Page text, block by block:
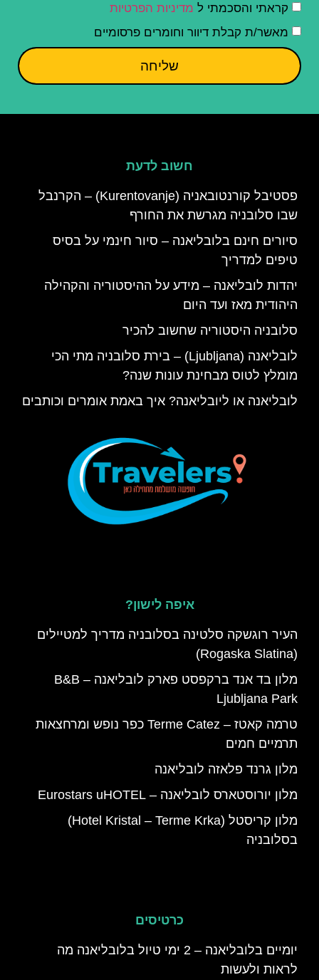
קראתי והסכמתי ל מדיניות הפרטיות
מאשר/ת קבלת דיוור וחומרים פרסומיים
שליחה
חשוב לדעת
פסטיבל קורנטובאניה (Kurentovanje) – הקרנבל
שבו סלובניה מגרשת את החורף
סיורים חינם בלובליאנה – סיור חינמי על בסיס
טיפים למדריך
יהדות לובליאנה – מידע על ההיסטוריה והקהילה
היהודית מאז ועד היום
סלובניה היסטוריה שחשוב להכיר
לובליאנה (Ljubljana) – בירת סלובניה מתי הכי
מומלץ לטוס מבחינת עונות שנה?
לובליאנה או ליובליאנה? איך באמת אומרים וכותבים
איפה לישון?
העיר רוגשקה סלטינה בסלובניה מדריך למטיילים
(Rogaska Slatina)
מלון בד אנד ברקפסט פארק לובליאנה – B&B
Ljubljana Park
טרמה קאטז – Terme Catez כפר נופש ומרחצאות
תרמיים חמים
מלון גרנד פלאזה לובליאנה
מלון יורוסטארס לובליאנה – Eurostars uHOTEL
מלון קריסטל (Hotel Kristal – Terme Krka)
בסלובניה
כרטיסים
יומיים בלובליאנה – 2 ימי טיול בלובליאנה מה
לראות ולעשות